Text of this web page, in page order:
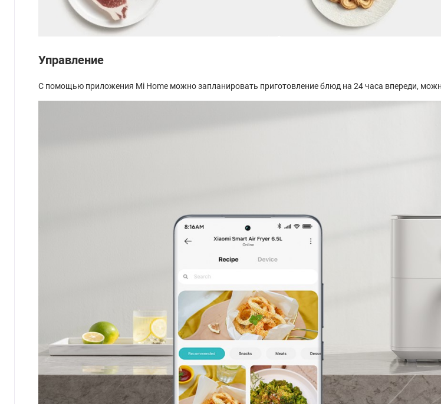
Управление
С помощью приложения Mi Home можно запланировать приготовление блюд на 24 часа впереди,